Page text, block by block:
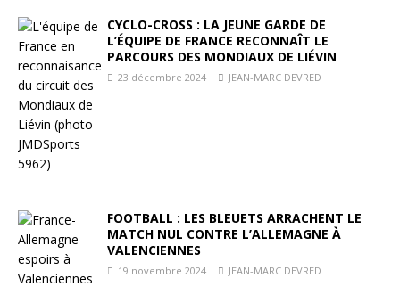
CYCLO-CROSS : LA JEUNE GARDE DE
L’ÉQUIPE DE FRANCE RECONNAÎT LE
PARCOURS DES MONDIAUX DE LIÉVIN
23 décembre 2024 JEAN-MARC DEVRED
FOOTBALL : LES BLEUETS ARRACHENT LE
MATCH NUL CONTRE L’ALLEMAGNE À
VALENCIENNES
19 novembre 2024 JEAN-MARC DEVRED